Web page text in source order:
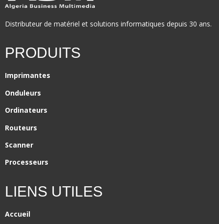
Distributeur de matériel et solutions informatiques depuis 30 ans.
PRODUITS
Imprimantes
Onduleurs
Ordinateurs
Routeurs
Scanner
Processeurs
LIENS UTILES
Accueil